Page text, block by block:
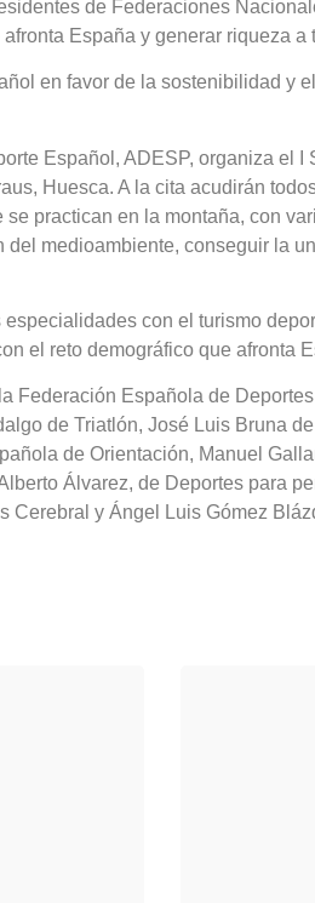
de Federaciones
España y generar riqueza a
en favor de la sostenibilidad y
Español, ADESP, organiza el
Huesca. A la cita acudirán
practican en la montaña, con
medioambiente, conseguir la
con el turismo
el reto demográfico que afronta
Federación Española de
de Triatlón, José Luis Bruna
de Orientación, Manuel
Álvarez, de Deportes para
y Ángel Luis Gómez